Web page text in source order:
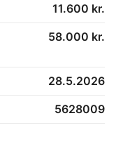
11.600 kr.
58.000 kr.
28.5.2026
5628009